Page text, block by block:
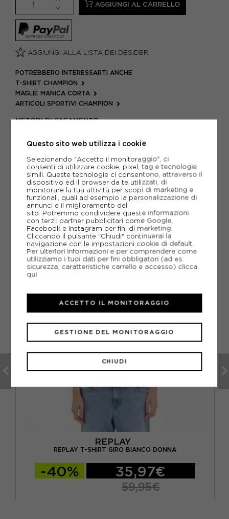
AGGIUNGI AL CARRELLO
AGGIUNGI ALLA LISTA DEI DESIDERI
POTREBBERO INTERESSARTI ANCHE
T-SHIRT CHAMPION
MAGLIE MANICA CORTA
ARTICOLI SPORTIVI CHAMPION
METODI DI PAGAMENTO
PIÙ INFORMAZIONI
SCHEDA TECNICA
GUIDA ALLE TAGLIE
CONSIGLIATI DA NOI
REPLAY
REPLAY T-SHIRT GIRO BIANCO DONNA
-40% 35,97€
59,95€
Questo sito web utilizza i cookie
Selezionando "Accetto il monitoraggio", ci
consenti di utilizzare cookie, pixel, tag e tecnologie
simili. Queste tecnologie ci consentono, attraverso il
dispositivo ed il browser da te utilizzati, di
monitorare la tua attività per scopi di marketing e
funzionali, quali ad esempio la personalizzazione di
annunci e il miglioramento del
sito. Potremmo condividere queste informazioni
con terzi: partner pubblicitari come Google,
Facebook e Instagram per fini di marketing.
Cliccando il pulsante "Chiudi" continuerai la
navigazione con le impostazioni cookie di default.
Per ulteriori informazioni e per comprendere come
utilizziamo i tuoi dati per fini obbligatori (ad es.
sicurezza, caratteristiche carrello e accesso) clicca
qui
CHIUDI
GESTIONE DEL MONITORAGGIO
ACCETTO IL MONITORAGGIO